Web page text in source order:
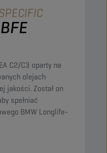
C2/C3 oparty na
olejach
jakości. Został on
spełniać
BMW Longlife-